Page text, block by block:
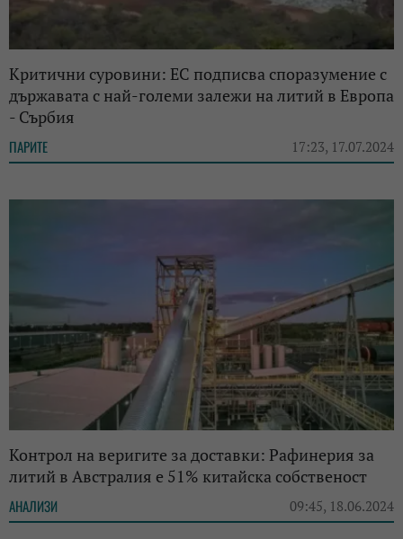
Критични суровини: ЕС подписва споразумение с
държавата с най-големи залежи на литий в Европа
- Сърбия
ПАРИТЕ 17:23, 17.07.2024
Контрол на веригите за доставки: Рафинерия за
литий в Австралия е 51% китайска собственост
АНАЛИЗИ 09:45, 18.06.2024